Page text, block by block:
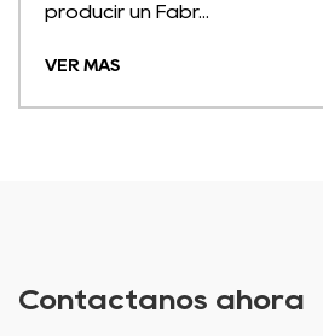
producir un Fabr...
VER MÁS
Contáctanos ahora